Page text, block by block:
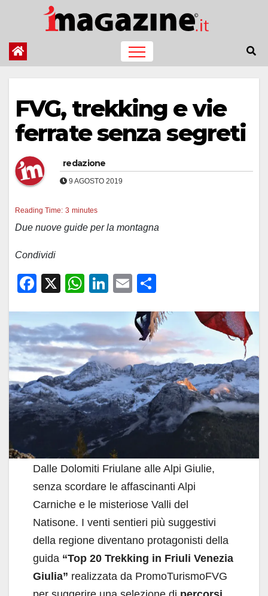
contenuto
FVG, trekking e vie
ferrate senza segreti
redazione
9 AGOSTO 2019
Reading Time: 3 minutes
Due nuove guide per la montagna
Condividi
F
c
e
b
o
o
k
X
W
at
s
A
p
p
Li
k
e
dI
n
E
ail n
di
vi
di
Dalle Dolomiti Friulane alle Alpi Giulie,
senza scordare le affascinanti Alpi
Carniche e le misteriose Valli del
Natisone. I venti sentieri più suggestivi
della regione diventano protagonisti della
guida “Top 20 Trekking in Friuli Venezia
Giulia” realizzata da PromoTurismoFVG